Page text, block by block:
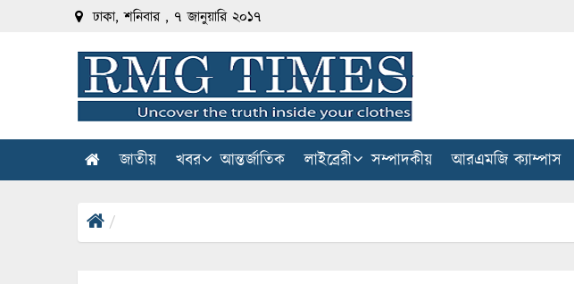
ঢাকা, শনিবার , ৭ জানুয়ারি ২০১৭
জাতীয় খবর আন্তর্জাতিক লাইব্রেরী সম্পাদকীয় আরএমজি ক্যাম্পাস